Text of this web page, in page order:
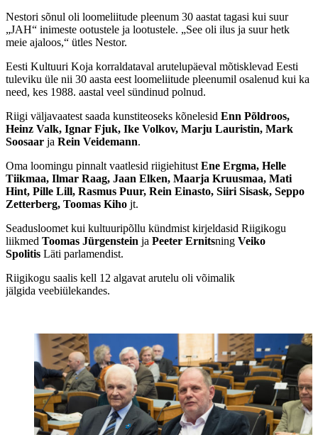
Nestori sõnul oli loomeliitude pleenum 30 aastat tagasi kui suur
„JAH“ inimeste ootustele ja lootustele. „See oli ilus ja suur hetk
meie ajaloos,“ ütles Nestor.
Eesti Kultuuri Koja korraldataval arutelupäeval mõtisklevad Eesti
tuleviku üle nii 30 aasta eest loomeliitude pleenumil osalenud kui ka
need, kes 1988. aastal veel sündinud polnud.
Riigi väljavaatest saada kunstiteoseks kõnelesid Enn Põldroos,
Heinz Valk, Ignar Fjuk, Ike Volkov, Marju Lauristin, Mark
Soosaar ja Rein Veidemann.
Oma loomingu pinnalt vaatlesid riigiehitust Ene Ergma, Helle
Tiikmaa, Ilmar Raag, Jaan Elken, Maarja Kruusmaa, Mati
Hint, Pille Lill, Rasmus Puur, Rein Einasto, Siiri Sisask, Seppo
Zetterberg, Toomas Kiho jt.
Seadusloomet kui kultuuripõllu kündmist kirjeldasid Riigikogu
liikmed Toomas Jürgenstein ja Peeter Ernitsning Veiko
Spolitis Läti parlamendist.
Riigikogu saalis kell 12 algavat arutelu oli võimalik
jälgida veebiülekandes.